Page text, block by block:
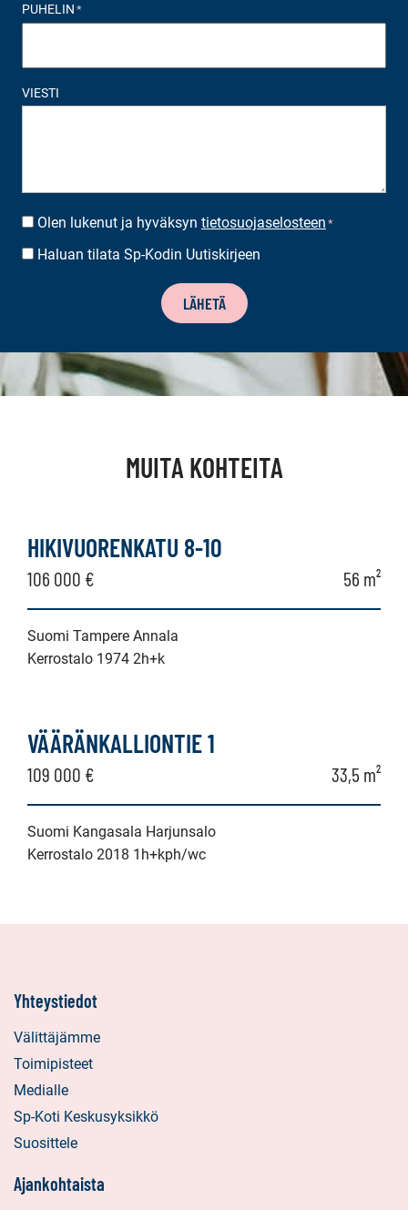
PUHELIN *
VIESTI
SUOSTUMUS*
Olen lukenut ja hyväksyn tietosuojaselosteen *
UUTISKIRJEEN
Haluan tilata Sp-Kodin Uutiskirjeen
LÄHETÄ
MUITA KOHTEITA
HIKIVUORENKATU 8-10
106 000 € 56 m²
Suomi Tampere Annala
Kerrostalo 1974 2h+k
VÄÄRÄNKALLIONTIE 1
109 000 € 33,5 m²
Suomi Kangasala Harjunsalo
Kerrostalo 2018 1h+kph/wc
Yhteystiedot
Välittäjämme
Toimipisteet
Medialle
Sp-Koti Keskusyksikkö
Suosittele
Ajankohtaista